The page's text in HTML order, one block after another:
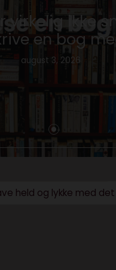
virkelig ikke
en bog
august 3, 2026
held og lykke med